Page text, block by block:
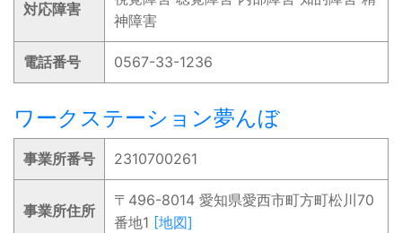
対応障害
神障害
電話番号 0567-33-1236
ワークステーション夢んぼ
事業所番号 2310700261
事業所住所
〒496-8014 愛知県愛西市町方町松川70
番地1 [地図]